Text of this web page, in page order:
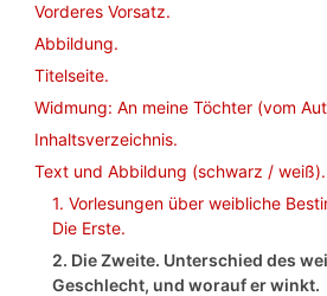
Vorderes Vorsatz.
Abbildung.
Titelseite.
Widmung: An meine Töchter (vom
Inhaltsverzeichnis.
Text und Abbildung (schwarz / weiß).
1. Vorlesungen über weibliche
Die Erste.
2. Die Zweite. Unterschied des
Geschlecht, und worauf er winkt.